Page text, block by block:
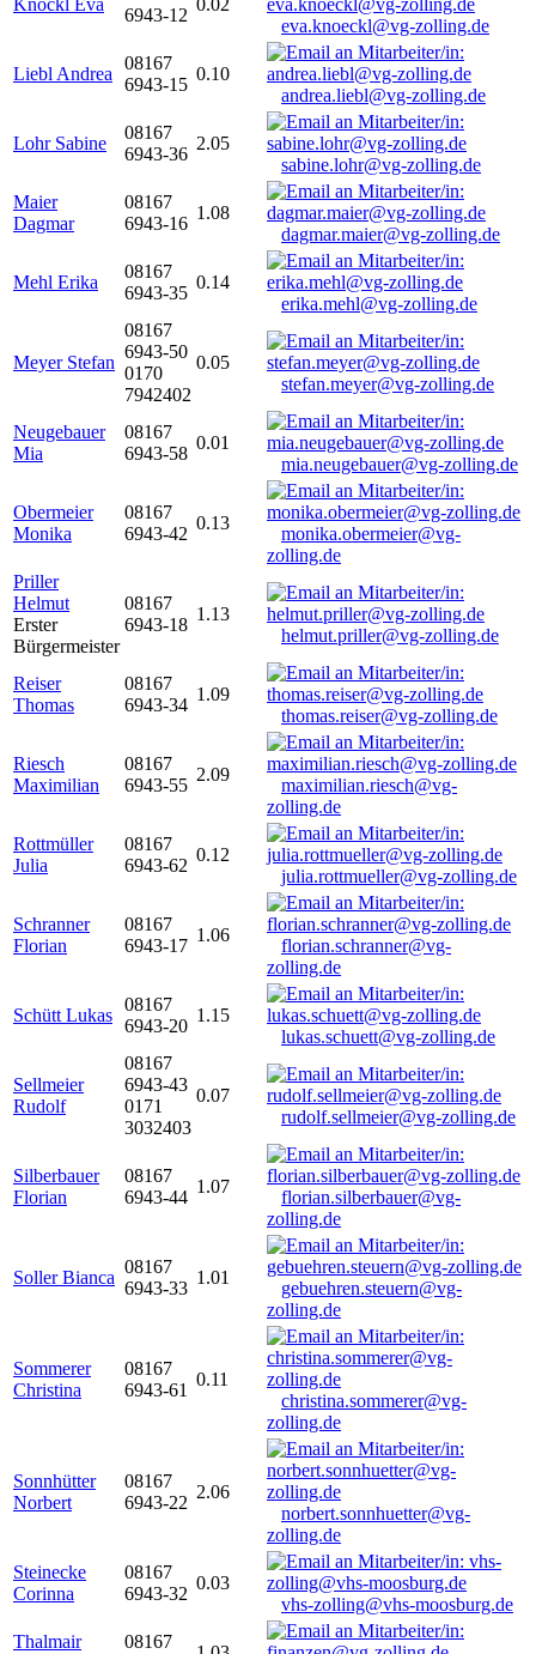
Knöckl Eva
6943-12
0.02
eva.knoeckl@vg-zolling.de
Liebl Andrea
08167
6943-15
0.10
andrea.liebl@vg-zolling.de
Lohr Sabine
08167
6943-36
2.05
sabine.lohr@vg-zolling.de
Maier
Dagmar
08167
6943-16
1.08
dagmar.maier@vg-zolling.de
Mehl Erika
08167
6943-35
0.14
erika.mehl@vg-zolling.de
Meyer Stefan
08167
6943-50
0170
7942402
0.05
stefan.meyer@vg-zolling.de
Neugebauer
Mia
08167
6943-58
0.01
mia.neugebauer@vg-zolling.de
Obermeier
Monika
08167
6943-42
0.13
monika.obermeier@vg-
zolling.de
Priller
Helmut
Erster
Bürgermeister
08167
6943-18
1.13
helmut.priller@vg-zolling.de
Reiser
Thomas
08167
6943-34
1.09
thomas.reiser@vg-zolling.de
Riesch
Maximilian
08167
6943-55
2.09
maximilian.riesch@vg-
zolling.de
Rottmüller
Julia
08167
6943-62
0.12
julia.rottmueller@vg-zolling.de
Schranner
Florian
08167
6943-17
1.06
florian.schranner@vg-
zolling.de
Schütt Lukas
08167
6943-20
1.15
lukas.schuett@vg-zolling.de
Sellmeier
Rudolf
08167
6943-43
0171
3032403
0.07
rudolf.sellmeier@vg-zolling.de
Silberbauer
Florian
08167
6943-44
1.07
florian.silberbauer@vg-
zolling.de
Soller Bianca
08167
6943-33
1.01
gebuehren.steuern@vg-
zolling.de
Sommerer
Christina
08167
6943-61
0.11
christina.sommerer@vg-
zolling.de
Sonnhütter
Norbert
08167
6943-22
2.06
norbert.sonnhuetter@vg-
zolling.de
Steinecke
Corinna
08167
6943-32
0.03
vhs-zolling@vhs-moosburg.de
Thalmair
08167